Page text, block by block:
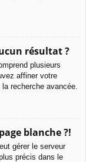
résultat ?
plusieurs
affiner votre
recherche avancée.
blanche ?!
gérer le serveur
précis dans le